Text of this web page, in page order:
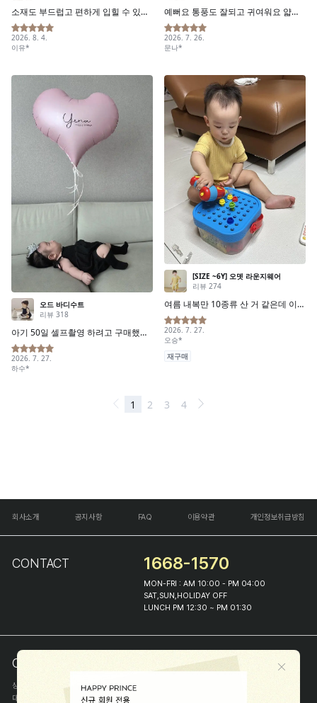
회사소개 공지사항 FAQ 이용약관 개인정보취급방침
CONTACT 1668-1570
MON-FRI : AM 10:00 - PM 04:00
SAT,SUN,HOLIDAY OFF
LUNCH PM 12:30 ~ PM 01:30
COMPANY INFO
상호
(주)해피프린스
대표
이화진